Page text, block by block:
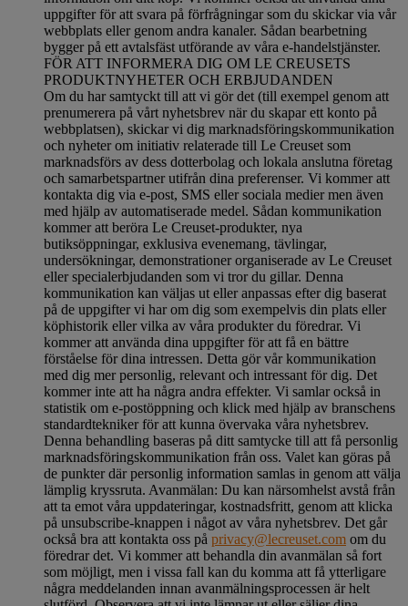
uppgifter för att svara på förfrågningar som du skickar via vår
webbplats eller genom andra kanaler. Sådan bearbetning
bygger på ett avtalsfäst utförande av våra e-handelstjänster.
FÖR ATT INFORMERA DIG OM LE CREUSETS
PRODUKTNYHETER OCH ERBJUDANDEN
Om du har samtyckt till att vi gör det (till exempel genom att
prenumerera på vårt nyhetsbrev när du skapar ett konto på
webbplatsen), skickar vi dig marknadsföringskommunikation
och nyheter om initiativ relaterade till Le Creuset som
marknadsförs av dess dotterbolag och lokala anslutna företag
och samarbetspartner utifrån dina preferenser. Vi kommer att
kontakta dig via e-post, SMS eller sociala medier men även
med hjälp av automatiserade medel. Sådan kommunikation
kommer att beröra Le Creuset-produkter, nya
butiksöppningar, exklusiva evenemang, tävlingar,
undersökningar, demonstrationer organiserade av Le Creuset
eller specialerbjudanden som vi tror du gillar. Denna
kommunikation kan väljas ut eller anpassas efter dig baserat
på de uppgifter vi har om dig som exempelvis din plats eller
köphistorik eller vilka av våra produkter du föredrar. Vi
kommer att använda dina uppgifter för att få en bättre
förståelse för dina intressen. Detta gör vår kommunikation
med dig mer personlig, relevant och intressant för dig. Det
kommer inte att ha några andra effekter. Vi samlar också in
statistik om e-postöppning och klick med hjälp av branschens
standardtekniker för att kunna övervaka våra nyhetsbrev.
Denna behandling baseras på ditt samtycke till att få personlig
marknadsföringskommunikation från oss. Valet kan göras på
de punkter där personlig information samlas in genom att välja
lämplig kryssruta. Avanmälan: Du kan närsomhelst avstå från
att ta emot våra uppdateringar, kostnadsfritt, genom att klicka
på unsubscribe-knappen i något av våra nyhetsbrev. Det går
också bra att kontakta oss på privacy@lecreuset.com om du
föredrar det. Vi kommer att behandla din avanmälan så fort
som möjligt, men i vissa fall kan du komma att få ytterligare
några meddelanden innan avanmälningsprocessen är helt